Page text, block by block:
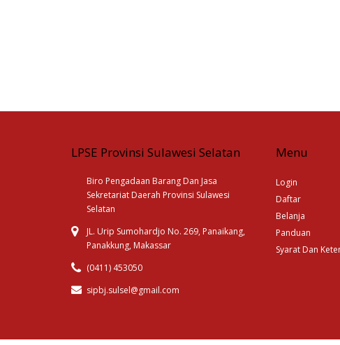
LPSE Provinsi Sulawesi Selatan
Biro Pengadaan Barang Dan Jasa
Sekretariat Daerah Provinsi Sulawesi
Selatan
JL. Urip Sumohardjo No. 269, Panaikang,
Panakkung, Makassar
(0411) 453050
sipbj.sulsel@gmail.com
Menu
Login
Daftar
Belanja
Panduan
Syarat Dan